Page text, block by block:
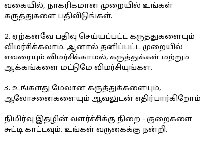
வகையில், நாகரிகமான முறையில் உங்கள்
கருத்துகளை பதிவிடுங்கள்.
2. ஏற்கனவே பதிவு செய்யப்பட்ட கருத்துகளையும்
விமர்சிக்கலாம். ஆனால் தனிப்பட்ட முறையில்
எவரையும் விமர்சிக்காமல், கருத்துக்கள் மற்றும்
ஆக்கங்களை மட்டுமே விமர்சியுங்கள்.
3. உங்களது மேலான கருத்துக்களையும்,
ஆலோசனைகளையும் ஆவலுடன் எதிர்பார்கிறோம்
நிமிர்வு இதழின் வளர்ச்சிக்கு நிறை - குறைகளை
சுட்டி காட்டவும். உங்கள் வருகைக்கு நன்றி.